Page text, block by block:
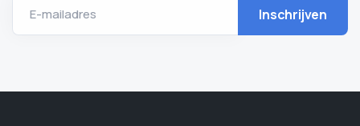
E-mailadres